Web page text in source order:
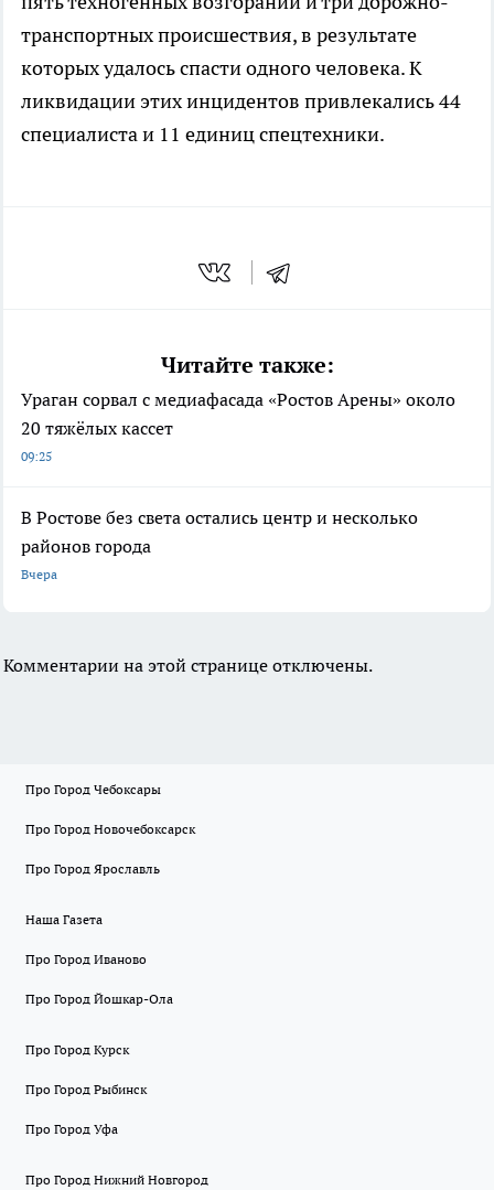
транспортных происшествия, в результате
которых удалось спасти одного человека. К
ликвидации этих инцидентов привлекались 44
специалиста и 11 единиц спецтехники.
Читайте также:
Ураган сорвал с медиафасада «Ростов Арены» около
20 тяжёлых кассет
09:25
В Ростове без света остались центр и несколько
районов города
Вчера
Комментарии на этой странице отключены.
Про Город Чебоксары
Про Город Новочебоксарск
Про Город Ярославль
Наша Газета
Про Город Иваново
Про Город Йошкар-Ола
Про Город Курск
Про Город Рыбинск
Про Город Уфа
Про Город Нижний Новгород